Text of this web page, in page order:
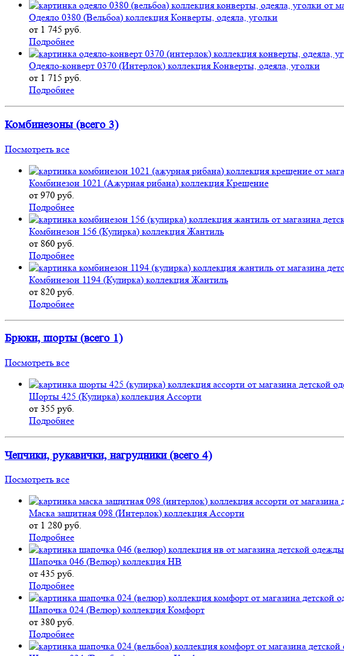
Одеяло 0380 (Вельбоа) коллекция Конверты, одеяла, уголки
от 1 745 руб.
Подробнее
Одеяло-конверт 0370 (Интерлок) коллекция Конверты, одеяла, уголки
от 1 715 руб.
Подробнее
Комбинезоны (всего 3)
Посмотреть все
Комбинезон 1021 (Ажурная рибана) коллекция Крещение
от 970 руб.
Подробнее
Комбинезон 156 (Кулирка) коллекция Жантиль
от 860 руб.
Подробнее
Комбинезон 1194 (Кулирка) коллекция Жантиль
от 820 руб.
Подробнее
Брюки, шорты (всего 1)
Посмотреть все
Шорты 425 (Кулирка) коллекция Ассорти
от 355 руб.
Подробнее
Чепчики, рукавички, нагрудники (всего 4)
Посмотреть все
Маска защитная 098 (Интерлок) коллекция Ассорти
от 1 280 руб.
Подробнее
Шапочка 046 (Велюр) коллекция НВ
от 435 руб.
Подробнее
Шапочка 024 (Велюр) коллекция Комфорт
от 380 руб.
Подробнее